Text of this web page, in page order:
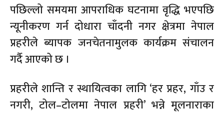
पछिल्लो समयमा आपराधिक घटनामा वृद्धि भएपछि
न्यूनीकरण गर्न दोधारा चाँदनी नगर क्षेत्रमा नेपाल
प्रहरीले ब्यापक जनचेतनामुलक कार्यक्रम संचालन
गर्दै आएको छ ।
प्रहरीले शान्ति र स्थायित्वका लागि ‘हर प्रहर, गाँउ र
नगरी, टोल–टोलमा नेपाल प्रहरी’ भन्ने मूलनाराका